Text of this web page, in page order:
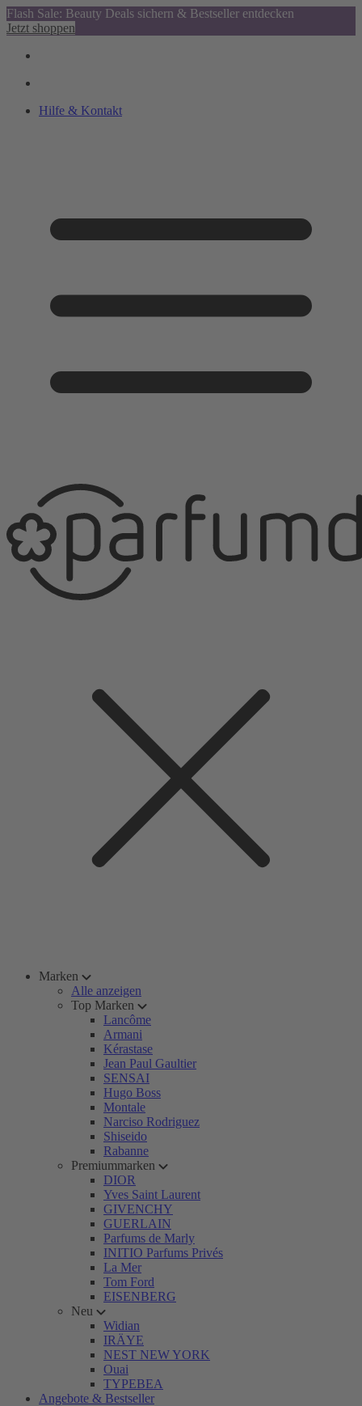
Flash Sale: Beauty Deals sichern & Bestseller entdecken
Jetzt shoppen
Hilfe & Kontakt
Marken
Alle anzeigen
Top Marken
Lancôme
Armani
Kérastase
Jean Paul Gaultier
SENSAI
Hugo Boss
Montale
Narciso Rodriguez
Shiseido
Rabanne
Premiummarken
DIOR
Yves Saint Laurent
GIVENCHY
GUERLAIN
Parfums de Marly
INITIO Parfums Privés
La Mer
Tom Ford
EISENBERG
Neu
Widian
IRÄYE
NEST NEW YORK
Ouai
TYPEBEA
Angebote & Bestseller